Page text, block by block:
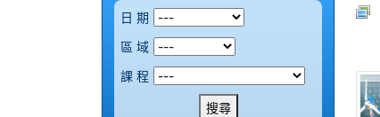
日 期
區 域
課 程
搜尋